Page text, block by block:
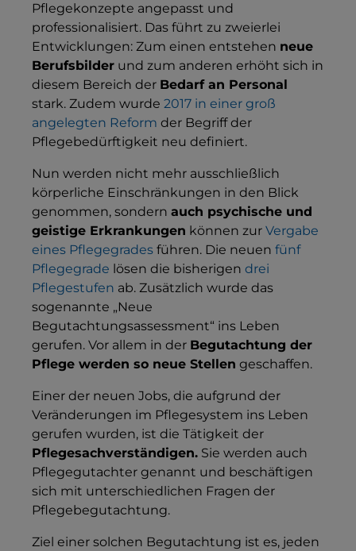
Pflegekonzepte angepasst und
professionalisiert. Das führt zu zweierlei
Entwicklungen: Zum einen entstehen neue
Berufsbilder und zum anderen erhöht sich in
diesem Bereich der Bedarf an Personal
stark. Zudem wurde 2017 in einer groß
angelegten Reform der Begriff der
Pflegebedürftigkeit neu definiert.
Nun werden nicht mehr ausschließlich
körperliche Einschränkungen in den Blick
genommen, sondern auch psychische und
geistige Erkrankungen können zur Vergabe
eines Pflegegrades führen. Die neuen fünf
Pflegegrade lösen die bisherigen drei
Pflegestufen ab. Zusätzlich wurde das
sogenannte „Neue
Begutachtungsassessment“ ins Leben
gerufen. Vor allem in der Begutachtung der
Pflege werden so neue Stellen geschaffen.
Einer der neuen Jobs, die aufgrund der
Veränderungen im Pflegesystem ins Leben
gerufen wurden, ist die Tätigkeit der
Pflegesachverständigen. Sie werden auch
Pflegegutachter genannt und beschäftigen
sich mit unterschiedlichen Fragen der
Pflegebegutachtung.
Ziel einer solchen Begutachtung ist es, jeden